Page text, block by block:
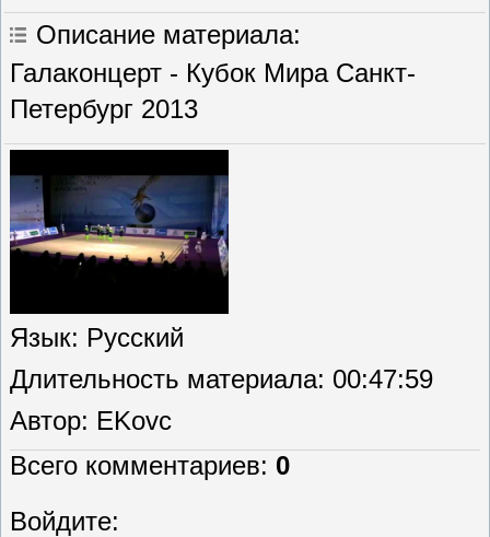
Описание материала:
Галаконцерт - Кубок Мира Санкт-
Петербург 2013
Язык: Русский
Длительность материала: 00:47:59
Автор: EKovc
Всего комментариев: 0
Войдите: